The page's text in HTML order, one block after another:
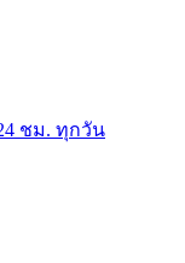
ชม. ทุกวัน